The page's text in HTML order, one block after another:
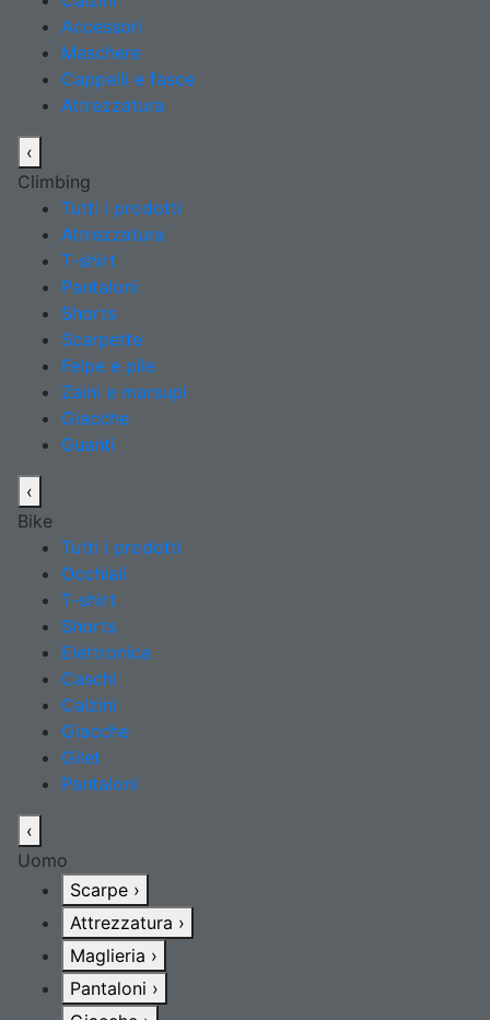
Accessori
Maschere
Cappelli e fasce
Attrezzatura
‹
Climbing
Tutti i prodotti
Attrezzatura
T-shirt
Pantaloni
Shorts
Scarpette
Felpe e pile
Zaini e marsupi
Giacche
Guanti
‹
Bike
Tutti i prodotti
Occhiali
T-shirt
Shorts
Elettronica
Caschi
Calzini
Giacche
Gilet
Pantaloni
‹
Uomo
Scarpe ›
Attrezzatura ›
Maglieria ›
Pantaloni ›